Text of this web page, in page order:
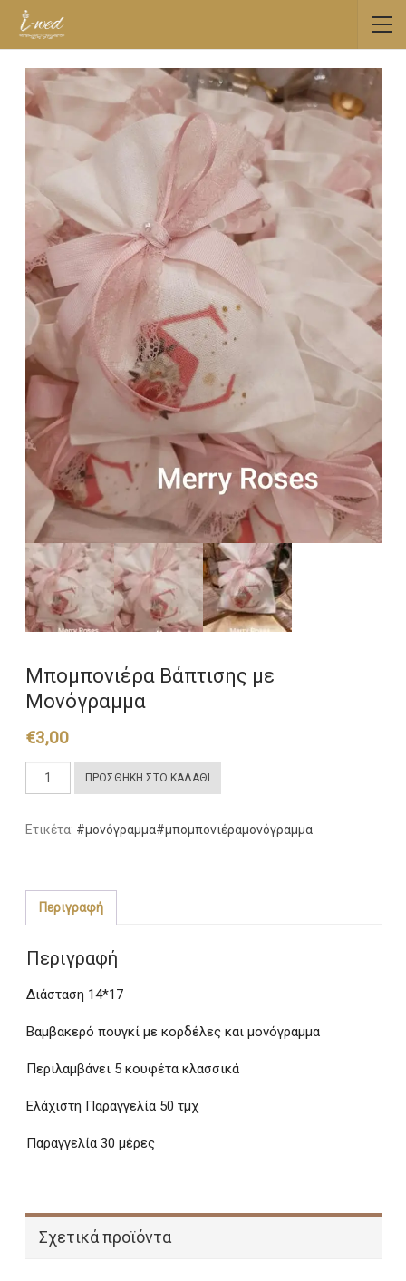
Μπομπονιέρα Βάπτισης με
Μονόγραμμα
€3,00
Μπομπονιέρα
Βάπτισης
Μονόγραμμα
ΠΡΟΣΘΉΚΗ ΣΤΟ ΚΑΛΆΘΙ
Ετικέτα: #μονόγραμμα#μπομπονιέραμονόγραμμα
Περιγραφή
Περιγραφή
Διάσταση 14*17
Βαμβακερό πουγκί με κορδέλες και μονόγραμμα
Περιλαμβάνει 5 κουφέτα κλασσικά
Ελάχιστη Παραγγελία 50 τμχ
Παραγγελία 30 μέρες
Σχετικά προϊόντα